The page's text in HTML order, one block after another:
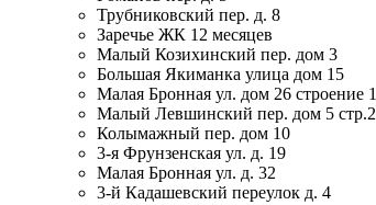
Трубниковский пер. д. 8
Заречье ЖК 12 месяцев
Малый Козихинский пер. дом 3
Большая Якиманка улица дом 15
Малая Бронная ул. дом 26 строение 1
Малый Левшинский пер. дом 5 стр.2
Колымажный пер. дом 10
3-я Фрунзенская ул. д. 19
Малая Бронная ул. д. 32
3-й Кадашевский переулок д. 4